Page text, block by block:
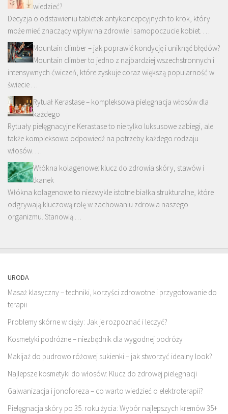
wiedzieć?
Decyzja o odstawieniu tabletek antykoncepcyjnych to krok, który
może mieć znaczący wpływ na zdrowie i samopoczucie kobiet. …
Mountain climber – jak poprawić kondycję i uniknąć błędów?
Mountain climber to jedno z najbardziej wszechstronnych i
intensywnych ćwiczeń, które zyskuje coraz większą popularność w
świecie …
Rytuał Kerastase – kompleksowa pielęgnacja włosów dla
każdego
Rytuały pielęgnacyjne Kerastase to nie tylko luksusowe zabiegi, ale
także kompleksowa odpowiedź na potrzeby każdego rodzaju
włosów. …
Włókna kolagenowe: klucz do zdrowia skóry, stawów i
tkanek
Włókna kolagenowe to niezwykle istotne białka strukturalne, które
odgrywają kluczową rolę w zachowaniu zdrowia naszego
organizmu. Stanowią …
URODA
Masaż klasyczny – techniki, korzyści zdrowotne i przygotowanie do
terapii
Problemy skórne w ciąży: Jak je rozpoznać i leczyć?
Kosmetyki podróżne – niezbędnik dla wygodnej podróży
Makijaż do pudrowo różowej sukienki – jak stworzyć idealny look?
Najlepsze kosmetyki do włosów: Klucz do zdrowej pielęgnacji
Galwanizacja i jonoforeza – co warto wiedzieć o elektroterapii?
Pielęgnacja skóry po 35. roku życia: Wybór najlepszych kremów 35+